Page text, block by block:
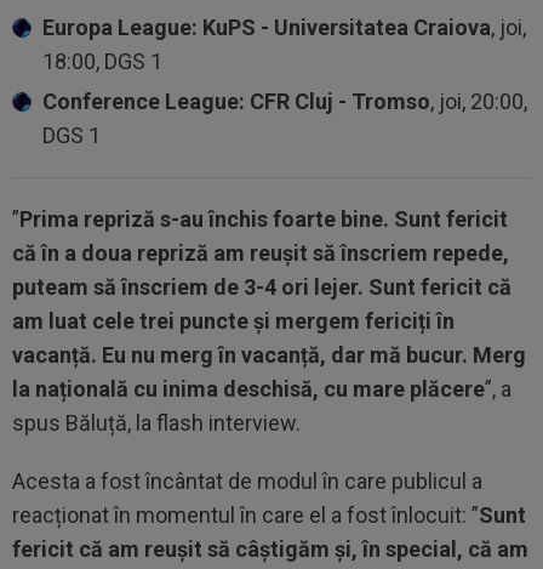
Europa League: KuPS - Universitatea Craiova, joi,
18:00, DGS 1
Conference League: CFR Cluj - Tromso, joi, 20:00,
DGS 1
”Prima repriză s-au închis foarte bine. Sunt fericit
că în a doua repriză am reușit să înscriem repede,
puteam să înscriem de 3-4 ori lejer. Sunt fericit că
am luat cele trei puncte și mergem fericiți în
vacanță. Eu nu merg în vacanță, dar mă bucur. Merg
la națională cu inima deschisă, cu mare plăcere”, a
spus Băluță, la flash interview.
Acesta a fost încântat de modul în care publicul a
reacționat în momentul în care el a fost înlocuit: ”Sunt
fericit că am reușit să câștigăm și, în special, că am